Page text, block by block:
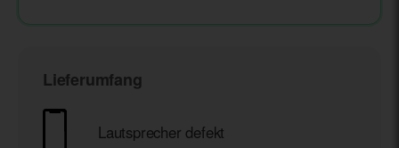
Lieferumfang
Lautsprecher defekt